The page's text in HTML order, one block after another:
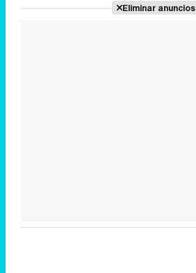
Eliminar anuncios